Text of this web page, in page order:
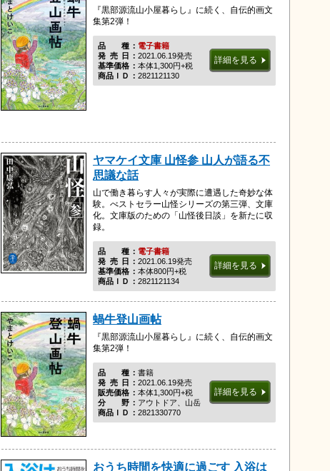
『黒部源流山小屋暮らし』に続く、自伝的画文
集第2弾！
品種電子書籍
発売日 2021.06.19発売
基準価格
本体1,300円+税
商品ＩＤ
2821121130
詳細を見る
ヤマケイ文庫 山怪参 山人が語る不
思議な話
山で働き暮らす人々が実際に遭遇した奇妙な体
験。べストセラー山怪シリーズの第三弾、文庫
化。文庫版のための「山怪後日談」を新たに収
録。
品種電子書籍
発売日 2021.06.19発売
基準価格
本体800円+税
商品ＩＤ
2821121134
詳細を見る
蝸牛登山画帖
『黒部源流山小屋暮らし』に続く、自伝的画文
集第2弾！
品種書籍
発売日 2021.06.19発売
販売価格
本体1,300円+税
分野アウトドア、山岳
商品ＩＤ
2821330770
詳細を見る
おうち時間を快適に過ごす 入浴は